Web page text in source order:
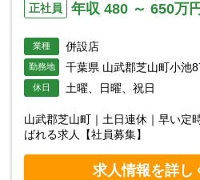
正社員 年収 480 ～ 650万円
業種 併設店
勤務地 千葉県 山武郡芝山町小池
休日 土曜、日曜、祝日
山武郡芝山町｜土日連休｜早い定
ばれる求人【社員募集】
求人情報を詳し